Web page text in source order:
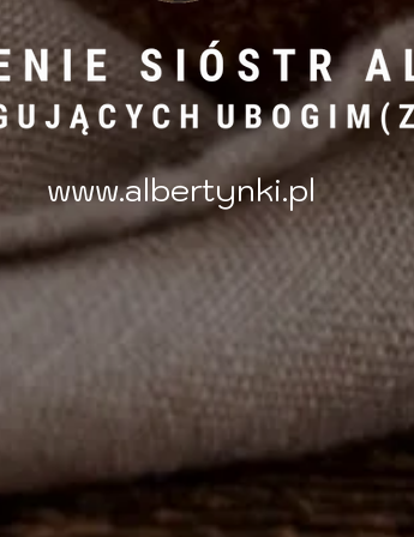
www.albertynki.pl